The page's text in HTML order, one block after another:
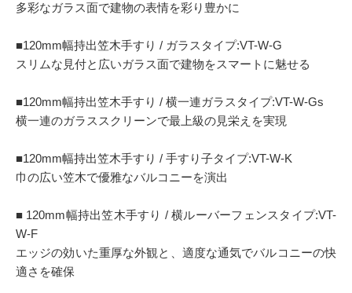
多彩なガラス面で建物の表情を彩り豊かに
■120mm幅持出笠木手すり / ガラスタイプ:VT-W-G
スリムな見付と広いガラス面で建物をスマートに魅せる
■120mm幅持出笠木手すり / 横一連ガラスタイプ:VT-W-Gs
横一連のガラススクリーンで最上級の見栄えを実現
■120mm幅持出笠木手すり / 手すり子タイプ:VT-W-K
巾の広い笠木で優雅なバルコニーを演出
■ 120mm幅持出笠木手すり / 横ルーバーフェンスタイプ:VT-
W-F
エッジの効いた重厚な外観と、適度な通気でバルコニーの快
適さを確保